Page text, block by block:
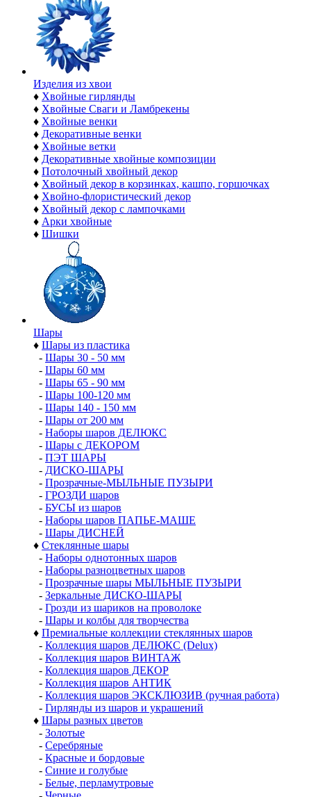
Изделия из хвои
♦ Хвойные гирлянды
♦ Хвойные Сваги и Ламбрекены
♦ Хвойные венки
♦ Декоративные венки
♦ Хвойные ветки
♦ Декоративные хвойные композиции
♦ Потолочный хвойный декор
♦ Хвойный декор в корзинках, кашпо, горшочках
♦ Хвойно-флористический декор
♦ Хвойный декор с лампочками
♦ Арки хвойные
♦ Шишки
Шары
♦ Шары из пластика
- Шары 30 - 50 мм
- Шары 60 мм
- Шары 65 - 90 мм
- Шары 100-120 мм
- Шары 140 - 150 мм
- Шары от 200 мм
- Наборы шаров ДЕЛЮКС
- Шары с ДЕКОРОМ
- ПЭТ ШАРЫ
- ДИСКО-ШАРЫ
- Прозрачные-МЫЛЬНЫЕ ПУЗЫРИ
- ГРОЗДИ шаров
- БУСЫ из шаров
- Наборы шаров ПАПЬЕ-МАШЕ
- Шары ДИСНЕЙ
♦ Стеклянные шары
- Наборы однотонных шаров
- Наборы разноцветных шаров
- Прозрачные шары МЫЛЬНЫЕ ПУЗЫРИ
- Зеркальные ДИСКО-ШАРЫ
- Грозди из шариков на проволоке
- Шары и колбы для творчества
♦ Премиальные коллекции стеклянных шаров
- Коллекция шаров ДЕЛЮКС (Delux)
- Коллекция шаров ВИНТАЖ
- Коллекция шаров ДЕКОР
- Коллекция шаров АНТИК
- Коллекция шаров ЭКСКЛЮЗИВ (ручная работа)
- Гирлянды из шаров и украшений
♦ Шары разных цветов
- Золотые
- Серебряные
- Красные и бордовые
- Синие и голубые
- Белые, перламутровые